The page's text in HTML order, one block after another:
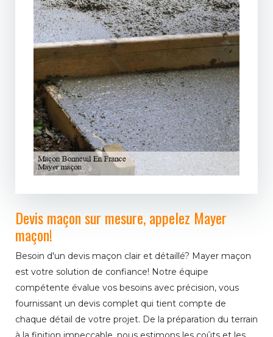
Devis maçon sur mesure, appelez Mayer
maçon!
Besoin d'un devis maçon clair et détaillé? Mayer maçon
est votre solution de confiance! Notre équipe
compétente évalue vos besoins avec précision, vous
fournissant un devis complet qui tient compte de
chaque détail de votre projet. De la préparation du terrain